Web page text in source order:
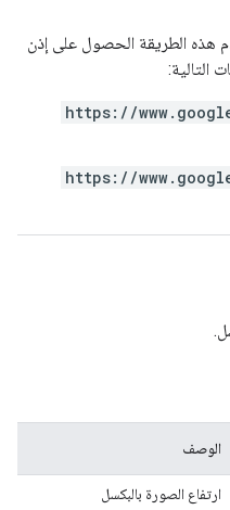
هذه الطريقة الحصول على إذن
التالية:
https://
https://
الوصف
ارتفاع الصورة بالبكسل